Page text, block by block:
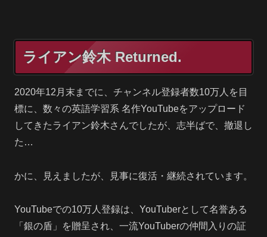
ライアン鈴木 Returned.
2020年12月末までに、チャンネル登録者数10万人を目
標に、数々の英語学習系 名作YouTubeをアップロード
してきたライアン鈴木さんでしたが、志半ばで、撤退し
た…
かに、見えましたが、見事に復活・継続されています。
YouTubeでの10万人登録は、YouTuberとして名誉ある
「銀の盾」を贈呈され、一流YouTuberの仲間入りの証